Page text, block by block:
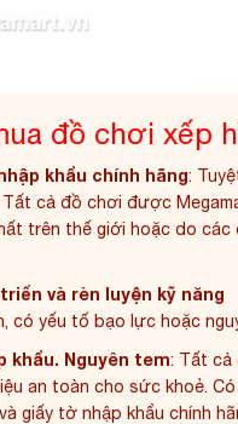
đồ chơi xếp
khẩu chính hãng:
cả đồ chơi được
trên thế giới hoặc do các
và rèn luyện kỹ năng
có yếu tố bạo lực hoặc
Nguyên tem: Tất cả
an toàn cho sức khoẻ.
giấy tờ nhập khẩu chính